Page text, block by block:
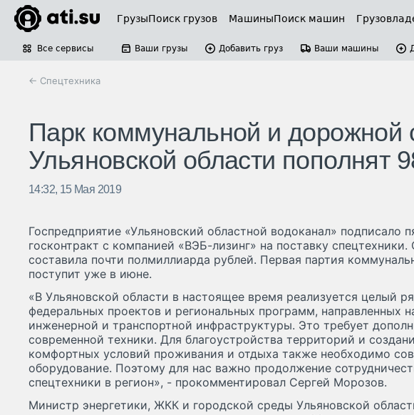
ГрузыПоиск грузов МашиныПоиск машин
Все сервисы Ваши грузы Добавить груз Ваши машины
← Спецтехника
Парк коммунальной и дорожной
Ульяновской области пополнят
14:32, 15 Мая 2019
Госпредприятие «Ульяновский областной водоканал» подписало
госконтракт с компанией «ВЭБ-лизинг» на поставку
составила почти полмиллиарда рублей. Первая партия
поступит уже в июне.
«В Ульяновской области в настоящее время реализуется целый
федеральных проектов и региональных программ, направленных
инженерной и транспортной инфраструктуры. Это требует
современной техники. Для благоустройства территорий и
комфортных условий проживания и отдыха также необходимо
оборудование. Поэтому для нас важно продолжение
спецтехники в регион», - прокомментировал Сергей Морозов.
Министр энергетики, ЖКК и городской среды Ульяновской